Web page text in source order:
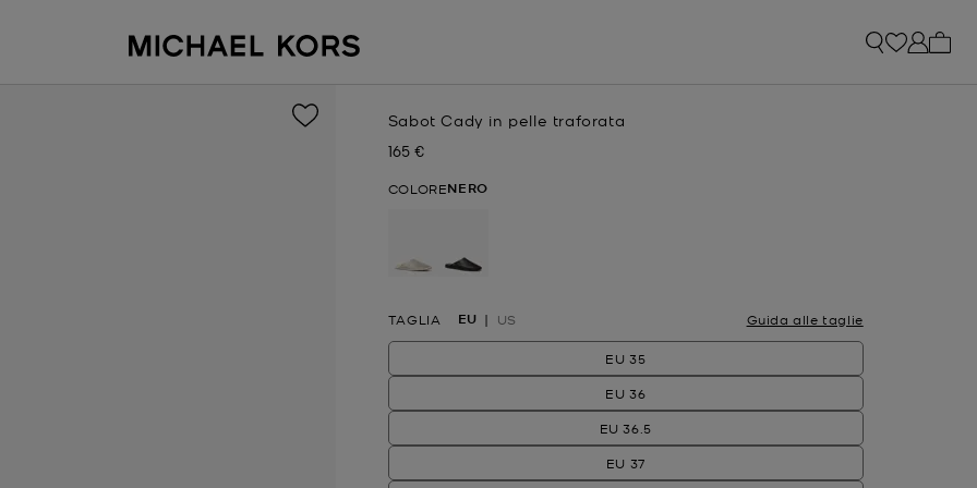
Sabot Cady in pelle traforata
Prezzo attuale
165 €
COLORENERO
TAGLIA EU US Guida alle taglie
EU 35
EU 36
EU 36.5
EU 37